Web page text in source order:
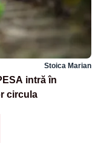
Stoica Marian
intră în
circula